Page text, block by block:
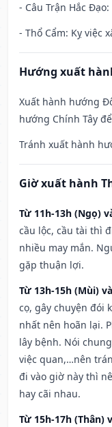
- Câu Trận Hắc
- Thổ Cẩm: Kỵ việc
Hướng xuất
Xuất hành hướng
hướng Chính Tây
Tránh xuất hành
Giờ xuất hành
Từ 11h-13h (Ngọ)
cầu lộc, cầu tài thì
nhiều may mắn.
gặp thuận lợi.
Từ 13h-15h (Mùi)
cọ, gây chuyện đói
nhất nên hoãn lại.
lây bệnh. Nói
việc quan,…nên
đi vào giờ này thì
hay cãi nhau.
Từ 15h-17h (Thân)